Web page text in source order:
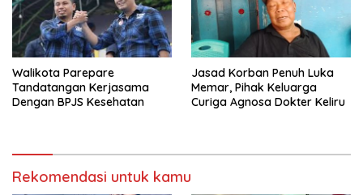
Walikota Parepare
Tandatangan Kerjasama
Dengan BPJS Kesehatan
Jasad Korban Penuh Luka
Memar, Pihak Keluarga
Curiga Agnosa Dokter Keliru
Rekomendasi untuk kamu